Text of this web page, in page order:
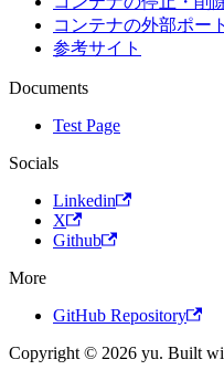
コンテナの外部ポー
参考サイト
Documents
Test Page
Socials
Linkedin
X
Github
More
GitHub Repository
Copyright © 2026 yu. Built